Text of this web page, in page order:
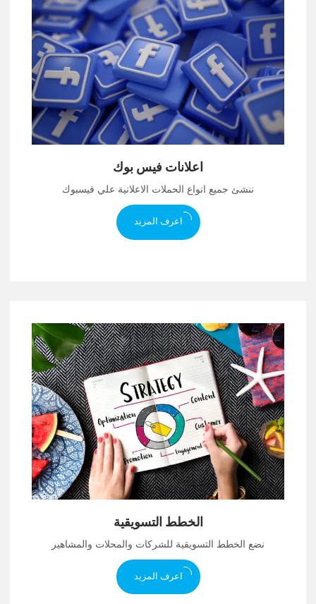
اعلانات فيس بوك
ننشئ جميع انواع الحملات الاعلانية علي فيسبوك
اعرف المزيد
الخطط التسويقية
نضع الخطط التسويقية للشركات والمحلات والمشاهير
اعرف المزيد